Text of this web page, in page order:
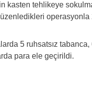
kasten tehlikeye
operasyonla
5 ruhsatsız
para ele geçirildi.